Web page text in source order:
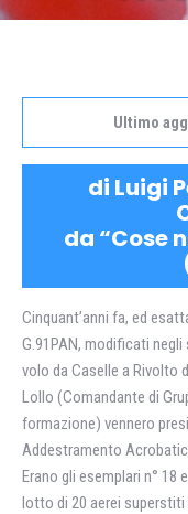
Ultimo
di Luigi
da “Cose
Cinquant’anni fa, ed
G.91PAN, modificati
volo da Caselle a Rivolto
Lollo (Comandante di
formazione) vennero
Addestramento
Erano gli esemplari n° 18
lotto di 20 aerei superstiti